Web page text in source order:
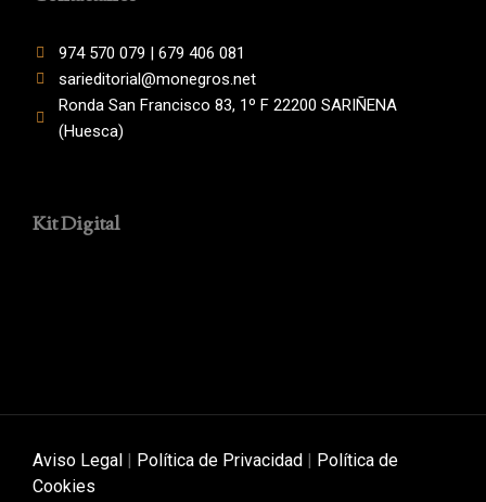
974 570 079 | 679 406 081
sarieditorial@monegros.net
Ronda San Francisco 83, 1º F 22200 SARIÑENA
(Huesca)
Kit Digital
Aviso Legal | Política de Privacidad | Política de
Cookies